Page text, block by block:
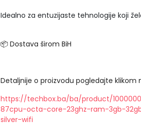
Idealno za entuzijaste tehnologije koji
📦 Dostava širom BiH
Detaljnije o proizvodu pogledajte klikom
https://techbox.ba/ba/product/
87cpu-octa-core-23ghz-ram-3gb-
silver-wifi